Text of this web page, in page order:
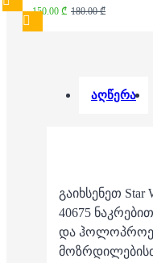
150.00 ₾ 180.00 ₾
აღწერა
გაიხსენეთ Star
40675
და